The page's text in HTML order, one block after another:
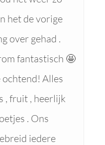
het de vorige
over gehad .
fantastisch 🤩
Alles
, fruit , heerlijk
. Ons
iedere